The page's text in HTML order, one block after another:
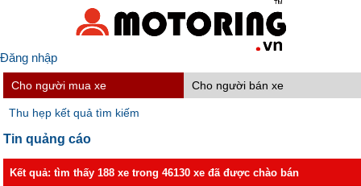
Đăng nhập
Cho người mua xe Cho người bán xe
Thu hẹp kết quả tìm kiếm
Tin quảng cáo
Kết quả: tìm thấy 188 xe trong 46130 xe đã được chào bán